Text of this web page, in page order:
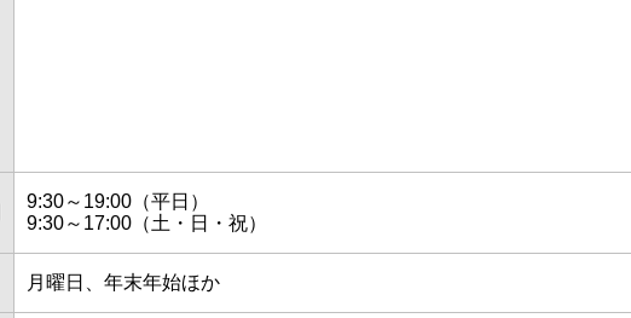
9:30～19:00（平日）
9:30～17:00（土・日・祝）
月曜日、年末年始ほか